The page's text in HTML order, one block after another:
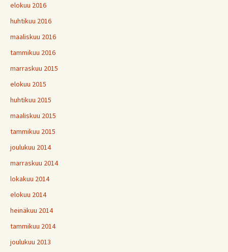
elokuu 2016
huhtikuu 2016
maaliskuu 2016
tammikuu 2016
marraskuu 2015
elokuu 2015
huhtikuu 2015
maaliskuu 2015
tammikuu 2015
joulukuu 2014
marraskuu 2014
lokakuu 2014
elokuu 2014
heinäkuu 2014
tammikuu 2014
joulukuu 2013